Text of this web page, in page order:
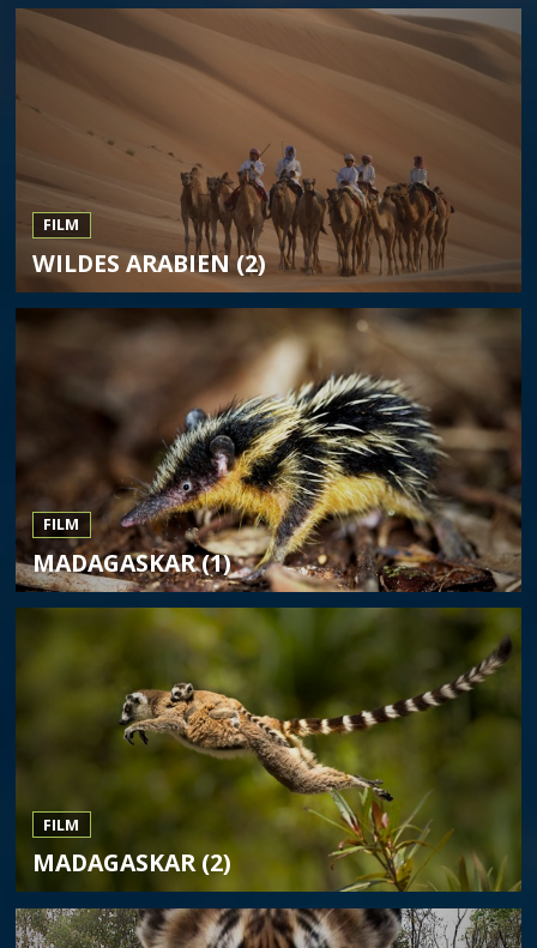
FILM
WILDES ARABIEN (2)
FILM
MADAGASKAR (1)
FILM
MADAGASKAR (2)